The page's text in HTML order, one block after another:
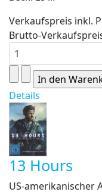
Verkaufspreis inkl.
Brutto-
Details
13 Hours
US-amerikanischer